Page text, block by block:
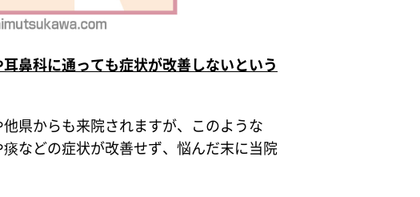
鼻科に通っても症状が改善しないという
県からも来院されますが、このような
などの症状が改善せず、悩んだ末に当院